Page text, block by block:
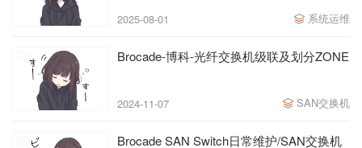
2025-08-01 系统运维
Brocade-博科-光纤交换机级联及划分ZONE
2024-11-07 SAN交换机
Brocade SAN Switch日常维护/SAN交换机